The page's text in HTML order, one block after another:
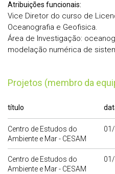
Atribuições funcionais:
Vice Diretor do curso de
Oceanografia e Geofisica.
Área de Investigação:
modelação numérica de
Projetos (membro da
título
Centro de Estudos do
Ambiente e Mar - CESAM
Centro de Estudos do
Ambiente e Mar - CESAM